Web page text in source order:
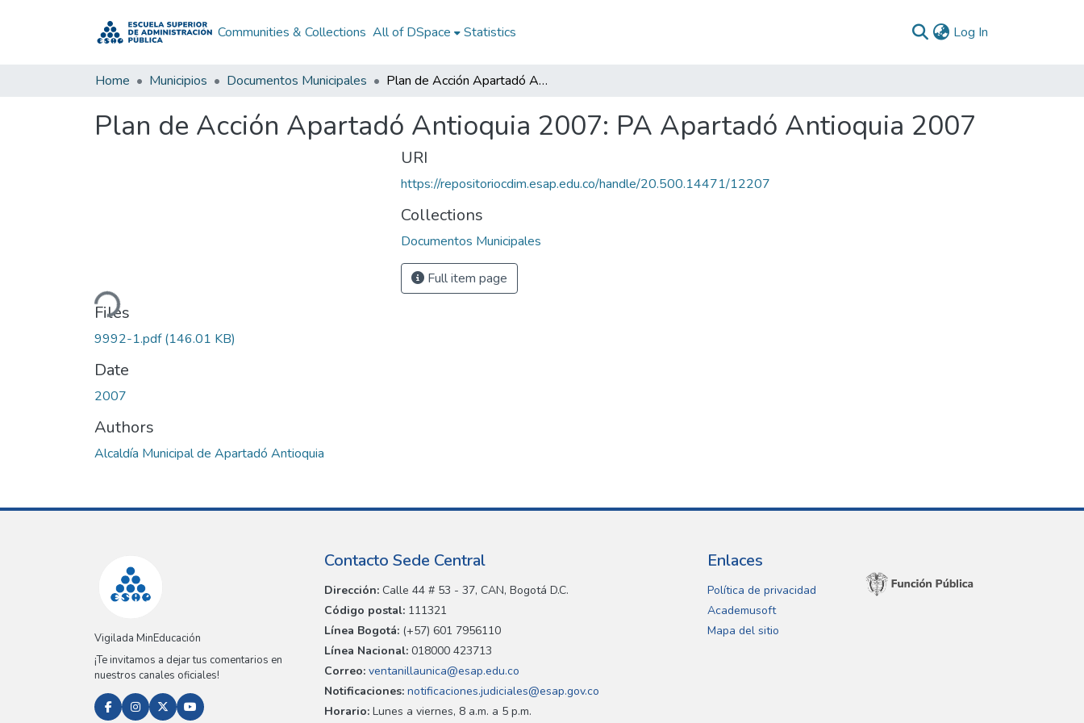
Communities & Collections All of DSpace Statistics Log In
Home Municipios Documentos Municipales Plan de Acción Apartadó Antioquia 2007: PA Apartadó Antioquia 2007
Plan de Acción Apartadó Antioquia 2007: PA Apartadó Antioquia 2007
Loading...
Files
9992-1.pdf(146.01 KB)
Date
2007
Authors
Alcaldía Municipal de Apartadó Antioquia
URI
https://repositoriocdim.esap.edu.co/handle/20.500.14471/12207
Collections
Documentos Municipales
Full item page
Vigilada MinEducación
¡Te invitamos a dejar tus comentarios en
nuestros canales oficiales!
Contacto Sede Central
Dirección: Calle 44 # 53 - 37, CAN, Bogotá D.C.
Código postal: 111321
Línea Bogotá: (+57) 601 7956110
Línea Nacional: 018000 423713
Correo: ventanillaunica@esap.edu.co
Notificaciones: notificaciones.judiciales@esap.gov.co
Horario: Lunes a viernes, 8 a.m. a 5 p.m.
Enlaces
Política de privacidad
Academusoft
Mapa del sitio